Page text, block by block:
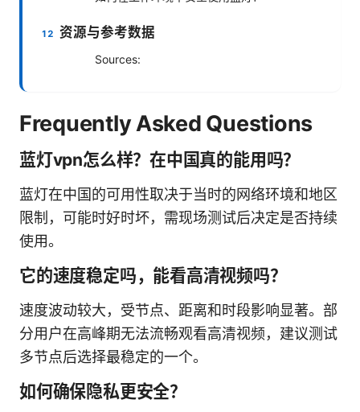
资源与参考数据
Sources:
Frequently Asked Questions
蓝灯vpn怎么样？在中国真的能用吗？
蓝灯在中国的可用性取决于当时的网络环境和地区
限制，可能时好时坏，需现场测试后决定是否持续
使用。
它的速度稳定吗，能看高清视频吗？
速度波动较大，受节点、距离和时段影响显著。部
分用户在高峰期无法流畅观看高清视频，建议测试
多节点后选择最稳定的一个。
如何确保隐私更安全？